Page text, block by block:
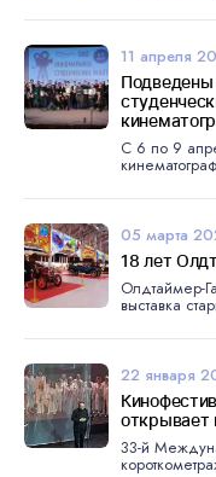
11 апреля
Подведены
С 6 по 9
05 марта
18 лет
Олдтаймер-
выставка
22 января
открывает
33-й